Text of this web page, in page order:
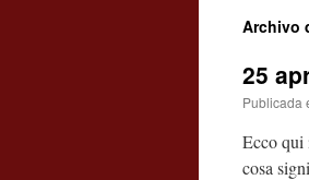
contenido
Archivo
25
Publicada
Ecco qui
cosa